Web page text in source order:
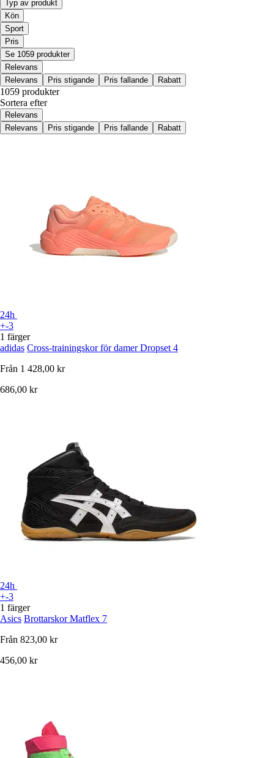
Typ av produkt
Kön
Sport
Pris
Se 1059 produkter
Relevans
Relevans
Pris stigande Pris fallande Rabatt
1059 produkter
Sortera efter
Relevans
Relevans
Pris stigande Pris fallande Rabatt
24h
+-3
1 färger
adidas Cross-trainingskor för damer Dropset 4
Från 1 428,00 kr
686,00 kr
24h
+-3
1 färger
Asics Brottarskor Matflex 7
Från 823,00 kr
456,00 kr